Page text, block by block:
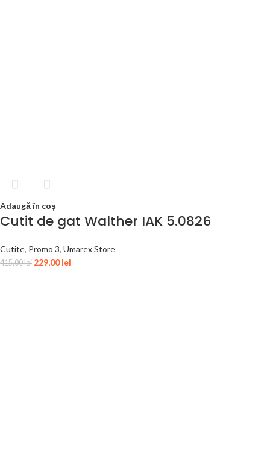
Adaugă în coș
Cutit de gat Walther IAK 5.0826
Cutite, Promo 3, Umarex Store
415,00lei 229,00lei